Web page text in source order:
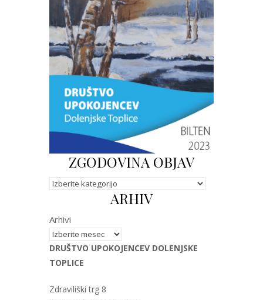
ZGODOVINA OBJAV
Kategorije
ARHIV
Arhivi
DRUŠTVO UPOKOJENCEV DOLENJSKE
TOPLICE
Zdraviliški trg 8